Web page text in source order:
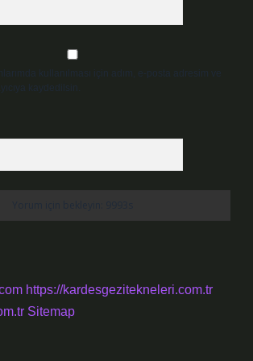
kullanılması için adım, e-posta adresim ve
kaydedilsin.
https://kardesgezitekneleri.com.tr
Sitemap